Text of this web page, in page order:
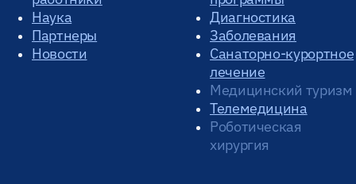
Наука
Партнеры
Новости
Диагностика
Заболевания
Санаторно-курортное
лечение
Медицинский туризм
Телемедицина
Роботическая
хирургия